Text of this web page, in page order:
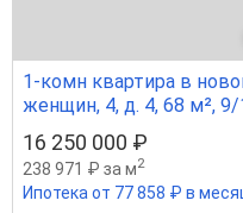
1-комн квартира в
женщин, 4, д. 4, 68 м², 9/
16 250 000 ₽
238 971 ₽ за м2
Ипотека от 77 858 ₽ в